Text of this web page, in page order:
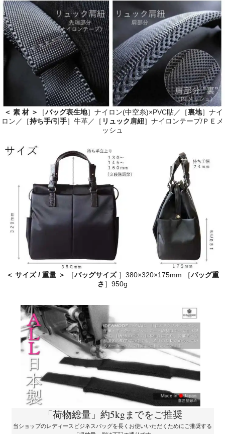
＜ 素 材 ＞ ［バッグ表生地］ナイロン(中空糸)×PVC貼／［裏地］ナイ
ロン／［持ち手/引手］牛革／［ リュック肩紐］ナイロンテープ/ＰＥメ
ッシュ
＜ サイズ / 重量 ＞ ［バッグサイズ］380×320×175mm ［バッグ重
さ ］950g
「荷物総量」約5kgまでをご推奨
当ショップのレディースビジネスバッグを長くお使いいただくためにご推奨する